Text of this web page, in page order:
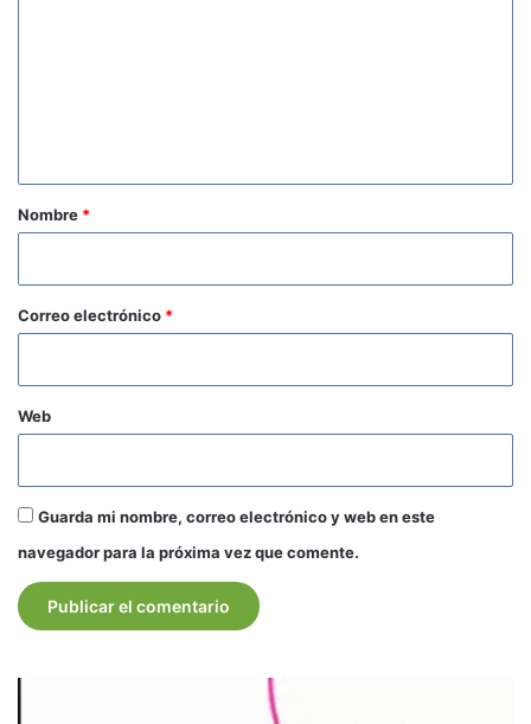
r
*
Nombre *
Correo electrónico *
Web
Guarda mi nombre, correo electrónico y web en este
navegador para la próxima vez que comente.